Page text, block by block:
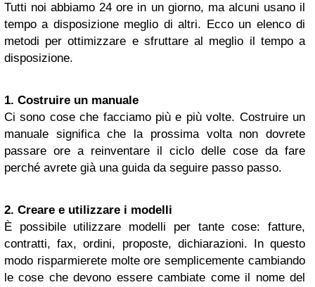
Tutti noi abbiamo 24 ore in un giorno, ma alcuni usano il
tempo a disposizione meglio di altri. Ecco un elenco di
metodi per ottimizzare e sfruttare al meglio il tempo a
disposizione.
1. Costruire un manuale
Ci sono cose che facciamo più e più volte. Costruire un
manuale significa che la prossima volta non dovrete
passare ore a reinventare il ciclo delle cose da fare
perché avrete già una guida da seguire passo passo.
2. Creare e utilizzare i modelli
È possibile utilizzare modelli per tante cose: fatture,
contratti, fax, ordini, proposte, dichiarazioni. In questo
modo risparmierete molte ore semplicemente cambiando
le cose che devono essere cambiate come il nome del